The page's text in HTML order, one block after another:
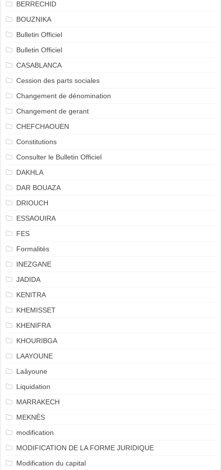
BERRECHID
BOUZNIKA
Bulletin Officiel
Bulletin Officiel
CASABLANCA
Cession des parts sociales
Changement de dénomination
Changement de gerant
CHEFCHAOUEN
Constitutions
Consulter le Bulletin Officiel
DAKHLA
DAR BOUAZA
DRIOUCH
ESSAOUIRA
FES
Formalités
INEZGANE
JADIDA
KENITRA
KHEMISSET
KHENIFRA
KHOURIBGA
LAAYOUNE
Laâyoune
Liquidation
MARRAKECH
MEKNÈS
modification
MODIFICATION DE LA FORME JURIDIQUE
Modification du capital